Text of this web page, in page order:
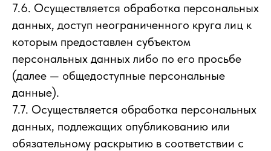
7.6. Осуществляется обработка персональных
данных, доступ неограниченного круга лиц к
которым предоставлен субъектом
персональных данных либо по его просьбе
(далее — общедоступные персональные
данные).
7.7. Осуществляется обработка персональных
данных, подлежащих опубликованию или
обязательному раскрытию в соответствии с